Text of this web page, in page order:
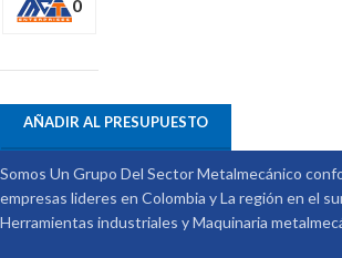
0
AÑADIR AL PRESUPUESTO
Somos Un Grupo Del Sector Metalmecánico
empresas lideres en Colombia y La región en el
Herramientas industriales y Maquinaria